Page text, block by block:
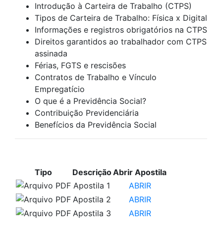
Introdução à Carteira de Trabalho (CTPS)
Tipos de Carteira de Trabalho: Física x Digital
Informações e registros obrigatórios na CTPS
Direitos garantidos ao trabalhador com CTPS
assinada
Férias, FGTS e rescisões
Contratos de Trabalho e Vínculo
Empregatício
O que é a Previdência Social?
Contribuição Previdenciária
Benefícios da Previdência Social
Tipo DescriçãoAbrir Apostila
Apostila 1
ABRIR
Apostila 2
ABRIR
Apostila 3
ABRIR